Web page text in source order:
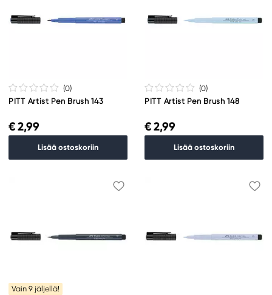
(0)
PITT Artist Pen Brush 143
€ 2,99
Lisää ostoskoriin
(0)
PITT Artist Pen Brush 148
€ 2,99
Lisää ostoskoriin
Vain 9 jäljellä!